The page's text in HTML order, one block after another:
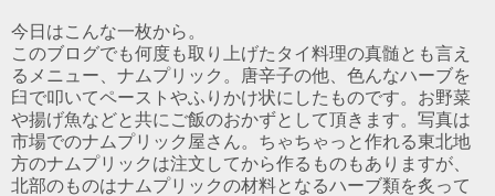
今日はこんな一枚から。
このブログでも何度も取り上げたタイ料理の真髄とも言え
るメニュー、ナムプリック。唐辛子の他、色んなハーブを
臼で叩いてペーストやふりかけ状にしたものです。お野菜
や揚げ魚などと共にご飯のおかずとして頂きます。写真は
市場でのナムプリック屋さん。ちゃちゃっと作れる東北地
方のナムプリックは注文してから作るものもありますが、
北部のものはナムプリックの材料となるハーブ類を炙って